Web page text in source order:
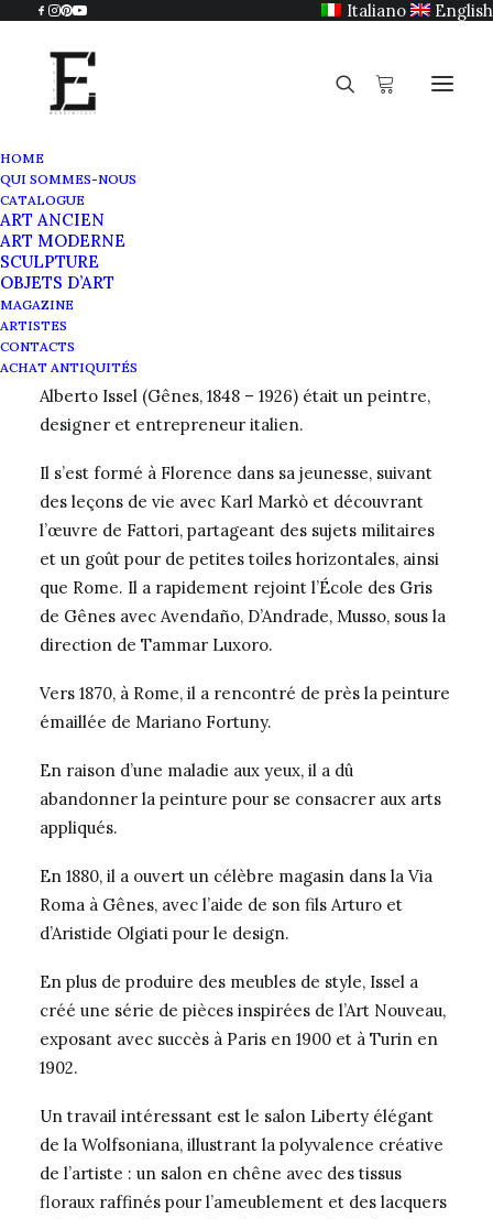
Italiano English
HOME
QUI SOMMES-NOUS
CATALOGUE
ART ANCIEN
ART MODERNE
SCULPTURE
OBJETS D’ART
MAGAZINE
ARTISTES
CONTACTS
ACHAT ANTIQUITÉS
Alberto Issel
Alberto Issel (Gênes, 1848 – 1926) était un peintre,
designer et entrepreneur italien.
Il s’est formé à Florence dans sa jeunesse, suivant
des leçons de vie avec Karl Markò et découvrant
l’œuvre de Fattori, partageant des sujets militaires
et un goût pour de petites toiles horizontales, ainsi
que Rome. Il a rapidement rejoint l’École des Gris
de Gênes avec Avendaño, D’Andrade, Musso, sous la
direction de Tammar Luxoro.
Vers 1870, à Rome, il a rencontré de près la peinture
émaillée de Mariano Fortuny.
En raison d’une maladie aux yeux, il a dû
abandonner la peinture pour se consacrer aux arts
appliqués.
En 1880, il a ouvert un célèbre magasin dans la Via
Roma à Gênes, avec l’aide de son fils Arturo et
d’Aristide Olgiati pour le design.
En plus de produire des meubles de style, Issel a
créé une série de pièces inspirées de l’Art Nouveau,
exposant avec succès à Paris en 1900 et à Turin en
1902.
Un travail intéressant est le salon Liberty élégant
de la Wolfsoniana, illustrant la polyvalence créative
de l’artiste : un salon en chêne avec des tissus
floraux raffinés pour l’ameublement et des lacquers